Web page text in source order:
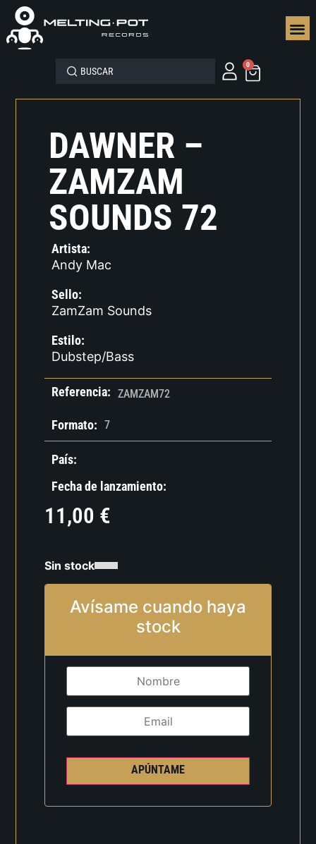
0
DAWNER –
ZAMZAM
SOUNDS 72
Artista:
Andy Mac
Sello:
ZamZam Sounds
Estilo:
Dubstep/Bass
Referencia: ZAMZAM72
Formato: 7
País:
Fecha de lanzamiento:
11,00 €
Sin stock
Avísame cuando haya
stock
APÚNTAME